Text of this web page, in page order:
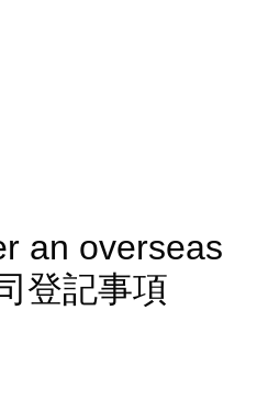
an overseas
登記事項